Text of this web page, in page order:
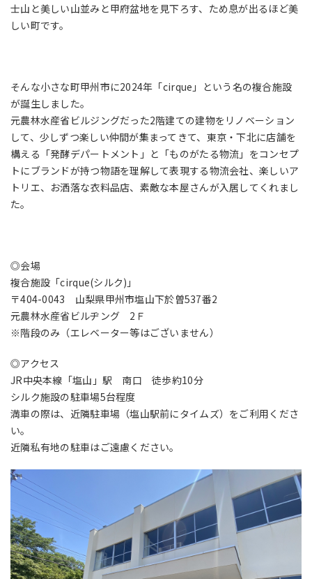
士山と美しい山並みと甲府盆地を見下ろす、ため息が出るほど美
しい町です。
そんな小さな町甲州市に2024年「cirque」という名の複合施設
が誕生しました。
元農林水産省ビルジングだった2階建ての建物をリノベーション
して、少しずつ楽しい仲間が集まってきて、東京・下北に店舗を
構える「発酵デパートメント」と「ものがたる物流」をコンセプ
トにブランドが持つ物語を理解して表現する物流会社、楽しいア
トリエ、お洒落な衣料品店、素敵な本屋さんが入居してくれまし
た。
◎会場
複合施設「cirque(シルク)」
〒404-0043 山梨県甲州市塩山下於曽537番2
元農林水産省ビルヂング 2Ｆ
※階段のみ（エレベーター等はございません）
◎アクセス
JR中央本線「塩山」駅 南口 徒歩約10分
シルク施設の駐車場5台程度
満車の際は、近隣駐車場（塩山駅前にタイムズ）をご利用くださ
い。
近隣私有地の駐車はご遠慮ください。